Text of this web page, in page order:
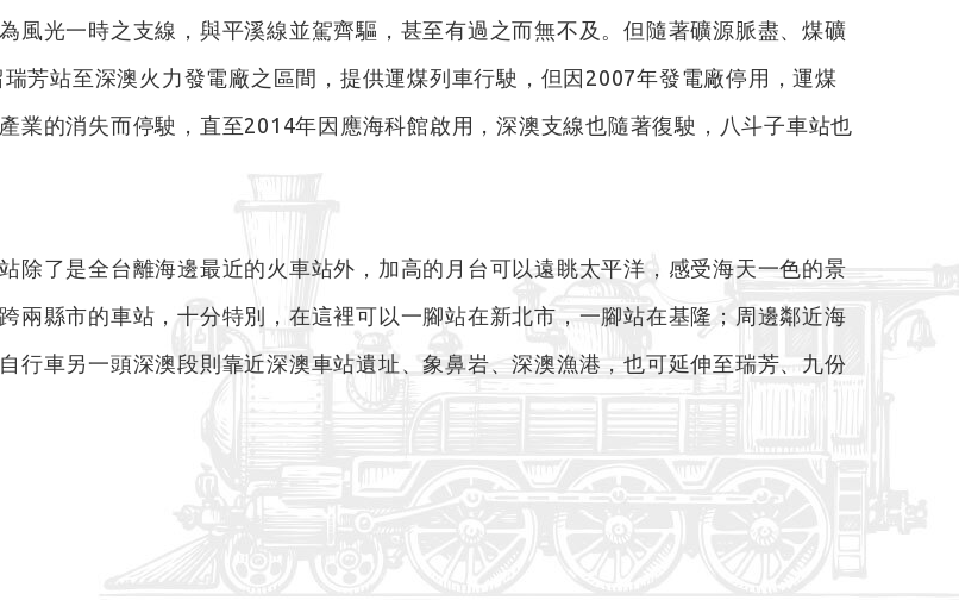
風光一時之支線，與平溪線並駕齊驅，甚至有過之而無不及。但隨著礦源脈盡、煤礦
芳站至深澳火力發電廠之區間，提供運煤列車行駛，但因2007年發電廠停用，運煤
業的消失而停駛，直至2014年因應海科館啟用，深澳支線也隨著復駛，八斗子車站也
除了是全台離海邊最近的火車站外，加高的月台可以遠眺太平洋，感受海天一色的景
兩縣市的車站，十分特別，在這裡可以一腳站在新北市，一腳站在基隆；周邊鄰近海
行車另一頭深澳段則靠近深澳車站遺址、象鼻岩、深澳漁港，也可延伸至瑞芳、九份